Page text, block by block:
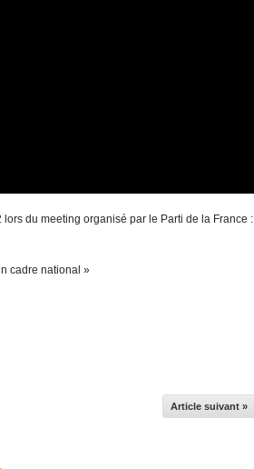
du meeting organisé par le Parti de la France :
cadre national »
Article suivant »